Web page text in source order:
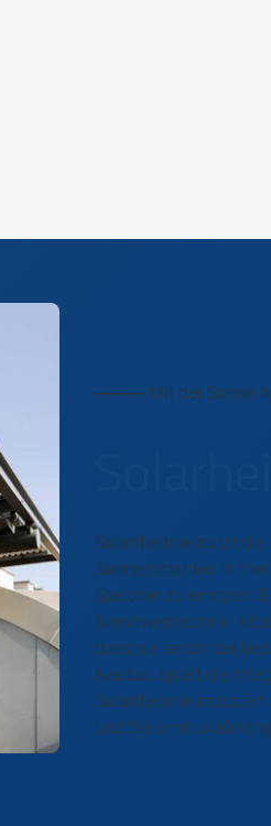
⸻ Mit der Sonne
Solarthermie nutzt die
Sonnenstrahlen in
Speicher zu erhitzen.
Brennwerttechnik.
dass sie selbst bei
Neubau spielt die
Solarthermie reduziert
und Sie sind